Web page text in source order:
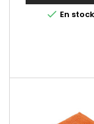
 En stock